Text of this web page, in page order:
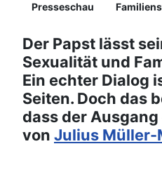
Presseschau
Der Papst lässt
Sexualität und
Ein echter Dialog
Seiten. Doch das
dass der
von Julius Müller-